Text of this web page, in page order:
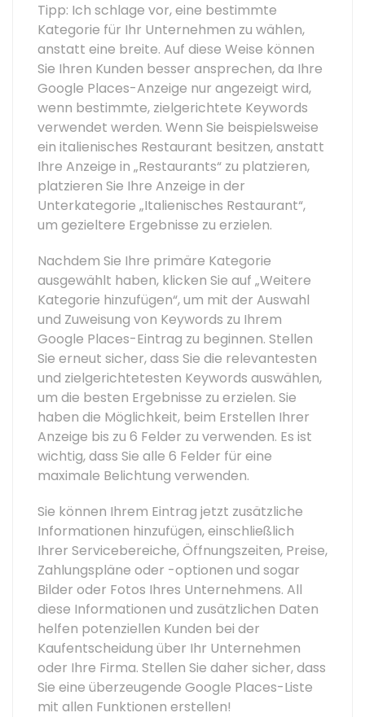
Tipp: Ich schlage vor, eine bestimmte
Kategorie für Ihr Unternehmen zu wählen,
anstatt eine breite. Auf diese Weise können
Sie Ihren Kunden besser ansprechen, da Ihre
Google Places-Anzeige nur angezeigt wird,
wenn bestimmte, zielgerichtete Keywords
verwendet werden. Wenn Sie beispielsweise
ein italienisches Restaurant besitzen, anstatt
Ihre Anzeige in „Restaurants“ zu platzieren,
platzieren Sie Ihre Anzeige in der
Unterkategorie „Italienisches Restaurant“,
um gezieltere Ergebnisse zu erzielen.
Nachdem Sie Ihre primäre Kategorie
ausgewählt haben, klicken Sie auf „Weitere
Kategorie hinzufügen“, um mit der Auswahl
und Zuweisung von Keywords zu Ihrem
Google Places-Eintrag zu beginnen. Stellen
Sie erneut sicher, dass Sie die relevantesten
und zielgerichtetesten Keywords auswählen,
um die besten Ergebnisse zu erzielen. Sie
haben die Möglichkeit, beim Erstellen Ihrer
Anzeige bis zu 6 Felder zu verwenden. Es ist
wichtig, dass Sie alle 6 Felder für eine
maximale Belichtung verwenden.
Sie können Ihrem Eintrag jetzt zusätzliche
Informationen hinzufügen, einschließlich
Ihrer Servicebereiche, Öffnungszeiten, Preise,
Zahlungspläne oder -optionen und sogar
Bilder oder Fotos Ihres Unternehmens. All
diese Informationen und zusätzlichen Daten
helfen potenziellen Kunden bei der
Kaufentscheidung über Ihr Unternehmen
oder Ihre Firma. Stellen Sie daher sicher, dass
Sie eine überzeugende Google Places-Liste
mit allen Funktionen erstellen!